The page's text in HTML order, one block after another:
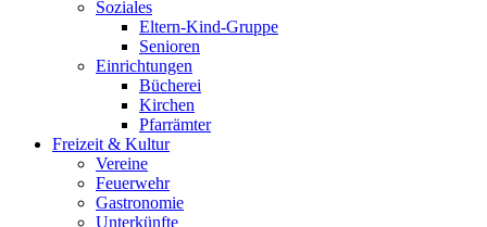
Soziales
Eltern-Kind-Gruppe
Senioren
Einrichtungen
Bücherei
Kirchen
Pfarrämter
Freizeit & Kultur
Vereine
Feuerwehr
Gastronomie
Unterkünfte